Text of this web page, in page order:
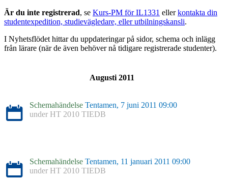
Är du inte registrerad, se Kurs-PM för IL1331 ellerkontakta din
studentexpedition, studievägledare, eller utbilningskansli.
I Nyhetsflödet hittar du uppdateringar på sidor, schema och inlägg
från lärare (när de även behöver nå tidigare registrerade studenter).
Augusti 2011
Schemahändelse Tentamen, 7 juni 2011 09:00
under HT 2010 TIEDB
Schemahändelse Tentamen, 11 januari 2011 09:00
under HT 2010 TIEDB